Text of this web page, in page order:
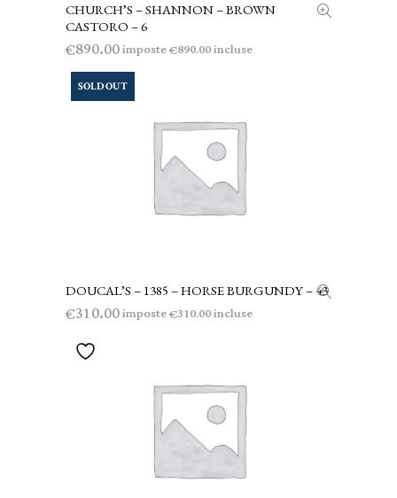
AGGIUNGI AL CARRELLO
CHURCH’S – SHANNON – BROWN
CASTORO – 6
€890.00imposte€890.00incluse
SOLD OUT
LEGGI TUTTO
DOUCAL’S – 1385 – HORSE BURGUNDY – 43
€310.00imposte€310.00incluse